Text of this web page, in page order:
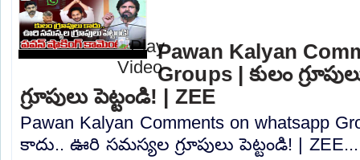
Pawan Kalyan
Groups | కులం
గ్రూపులు పెట్టండి! | ZEE
Pawan Kalyan Comments on whatsapp
కాదు.. ఊరి సమస్యల గ్రూపులు పెట్టండి! |